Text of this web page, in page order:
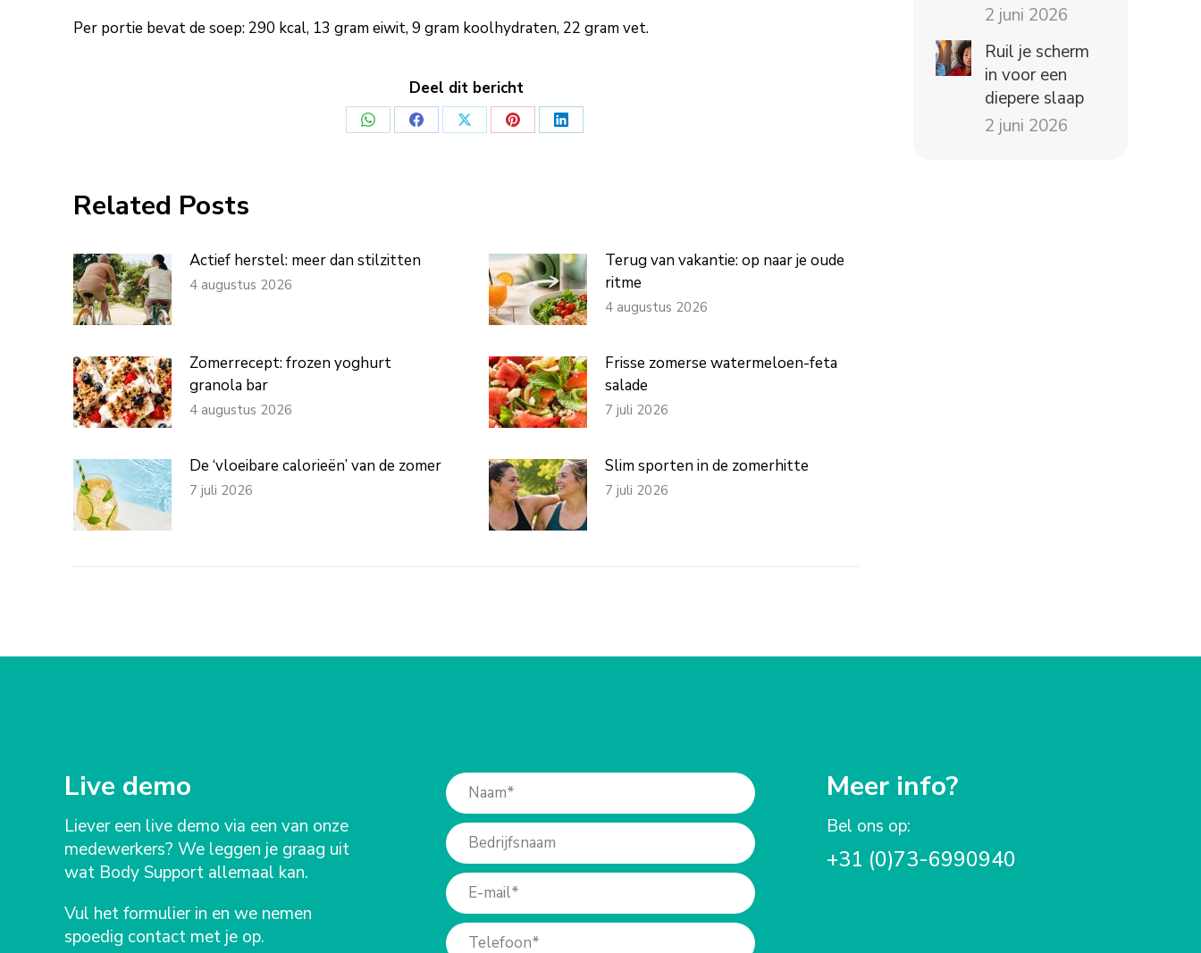
Per portie bevat de soep: 290 kcal, 13 gram eiwit, 9 gram koolhydraten, 22 gram vet.
Deel dit bericht
Deel
Deel
Deel
Deel
Deel
Related Posts
Actief herstel: meer dan stilzitten
4 augustus 2026
Terug van vakantie: op naar je oude
ritme
4 augustus 2026
Zomerrecept: frozen yoghurt
granola bar
4 augustus 2026
Frisse zomerse watermeloen-feta
salade
7 juli 2026
De ‘vloeibare calorieën’ van de zomer
7 juli 2026
Slim sporten in de zomerhitte
7 juli 2026
2 juni 2026
Ruil je scherm
in voor een
diepere slaap
2 juni 2026
Live demo
Liever een live demo via een van onze
medewerkers? We leggen je graag uit
wat Body Support allemaal kan.
Vul het formulier in en we nemen
spoedig contact met je op.
Meer info?
Bel ons op:
+31 (0)73-6990940